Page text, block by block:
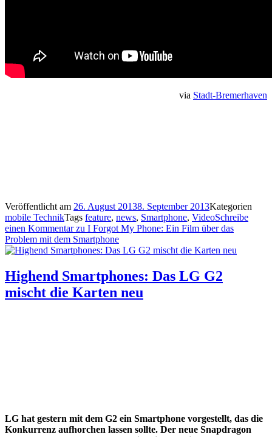
via Stadt-Bremerhaven
Veröffentlicht am 26. August 20138. September 2013Kategorien
mobile TechnikTags feature, news, Smartphone, VideoSchreibe
einen Kommentarzu I Forgot My Phone: Ein Film über das
Problem mit dem Smartphone
Highend Smartphones: Das LG G2
mischt die Karten neu
LG hat gestern mit dem G2 ein Smartphone vorgestellt, das die
Konkurrenz aufhorchen lassen sollte. Der neue Snapdragon